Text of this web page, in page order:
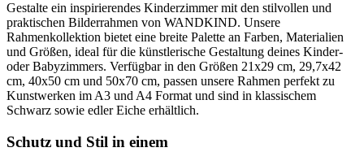
Gestalte ein inspirierendes Kinderzimmer mit den stilvollen und
praktischen Bilderrahmen von WANDKIND. Unsere
Rahmenkollektion bietet eine breite Palette an Farben, Materialien
und Größen, ideal für die künstlerische Gestaltung deines Kinder-
oder Babyzimmers. Verfügbar in den Größen 21x29 cm, 29,7x42
cm, 40x50 cm und 50x70 cm, passen unsere Rahmen perfekt zu
Kunstwerken im A3 und A4 Format und sind in klassischem
Schwarz sowie edler Eiche erhältlich.
Schutz und Stil in einem